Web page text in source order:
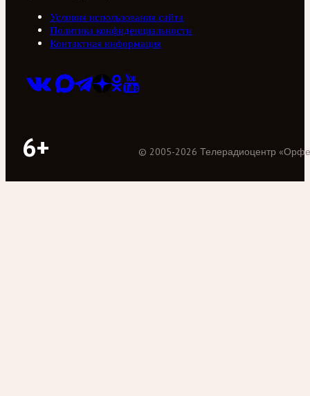
Условия использования сайта
Политика конфиденциальности
Контактная информация
6+ © 2005-2026 Телерадиоцентр